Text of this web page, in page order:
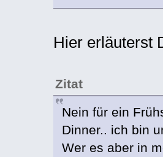
Hier erläuterst
Zitat
Nein für ein
Dinner.. ich bin
Wer es aber in